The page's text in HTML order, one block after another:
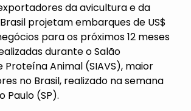
da avicultura e da
projetam embarques de US$
para os próximos 12 meses
durante o Salão
Animal (SIAVS), maior
no Brasil, realizado na semana
Paulo (SP).